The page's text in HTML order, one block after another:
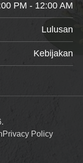
PM - 12:00 AM
Lulusan
Kebijakan
Privacy Policy